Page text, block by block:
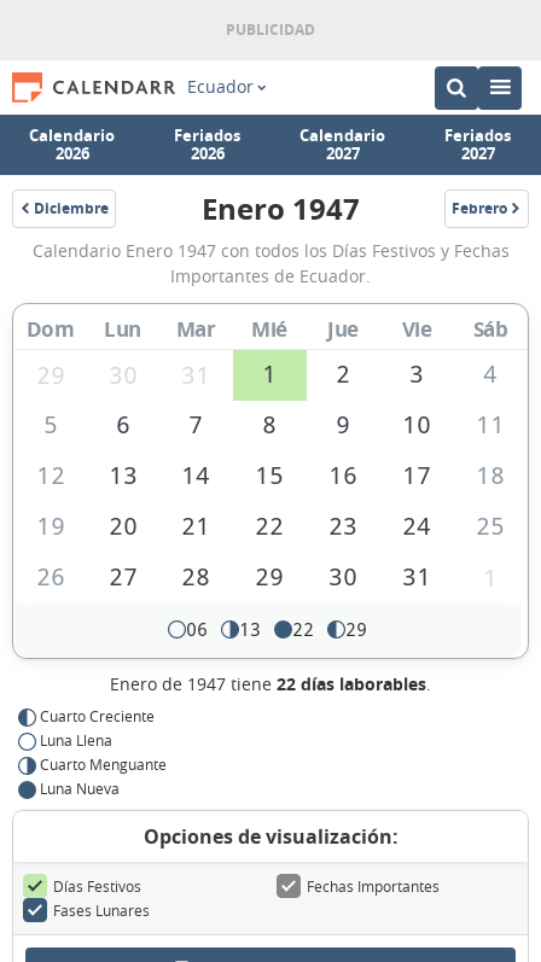
Ecuador
Calendario
2026
Feriados
2026
Calendario
2027
Feriados
2027
Diciembre
1946
Calendario
Enero
1947
de
Ecuador
Enero 1947 Febrero
1947
Calendario Enero 1947 con todos los Días Festivos y Fechas
Importantes de Ecuador.
Dom Lun Mar Mié Jue Vie Sáb
29 30 31 1 2 3
4
5
6 7 8 9 10
11
12
13 14 15 16 17
18
19
20 21 22 23 24
25
26
27 28 29 30 31 1
06 13 22 29
Enero de 1947 tiene 22 días laborables.
Cuarto Creciente
Luna Llena
Cuarto Menguante
Luna Nueva
Opciones de visualización:
Días Festivos
Fechas Importantes
Fases Lunares